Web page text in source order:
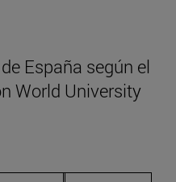
España según el
World University